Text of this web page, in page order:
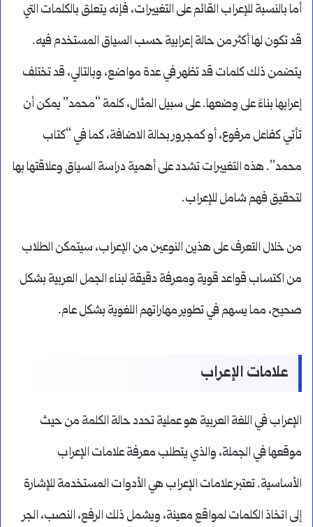
أما بالنسبة للإعراب القائم على التغييرات، فإنه يتعلق بالكلمات التي
قد تكون لها أكثر من حالة إعرابية حسب السياق المستخدم فيه.
يتضمن ذلك كلمات قد تظهر في عدة مواضع، وبالتالي، قد تختلف
إعرابها بناءً على وضعها. على سبيل المثال، كلمة “محمد” يمكن أن
تأتي كفاعل مرفوع، أو كمجرور بحالة الاضافة، كما في “كتاب
محمد”. هذه التغييرات تشدد على أهمية دراسة السياق وعلاقتها بها
لتحقيق فهم شامل للإعراب.
من خلال التعرف على هذين النوعين من الإعراب، سيتمكن الطلاب
من اكتساب قواعد قوية ومعرفة دقيقة لبناء الجمل العربية بشكل
صحيح، مما يسهم في تطوير مهاراتهم اللغوية بشكل عام.
علامات الإعراب
الإعراب في اللغة العربية هو عملية تحدد حالة الكلمة من حيث
موقعها في الجملة، والذي يتطلب معرفة علامات الإعراب
الأساسية. تعتبر علامات الإعراب هي الأدوات المستخدمة للإشارة
إلى اتخاذ الكلمات لمواقع معينة، ويشمل ذلك الرفع، النصب، الجر